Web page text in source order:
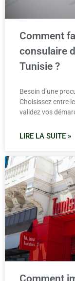
Comment
consulaire
Tunisie ?
Besoin d’une
Choisissez entre
validez vos
LIRE LA SUITE »
Comment